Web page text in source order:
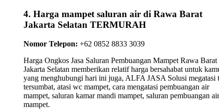
4. Harga mampet saluran air di Rawa Barat
Jakarta Selatan TERMURAH
Nomor Telepon: +62 0852 8833 3039
Harga Ongkos Jasa Saluran Pembuangan Mampet Rawa Barat
Jakarta Selatan memberikan relatif harga bersahabat untuk
yang menghubungi hari ini juga, ALFA JASA Solusi megatasi
tersumbat, atasi wc mampet, cara mengatasi pembuangan air
mampet, saluran kamar mandi mampet, saluran pembuangan air
mampet.